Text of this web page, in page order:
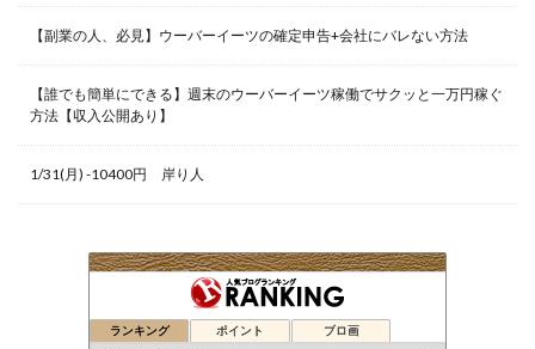
【副業の人、必見】ウーバーイーツの確定申告+会社にバレない方法
【誰でも簡単にできる】週末のウーバーイーツ稼働でサクッと一万円稼ぐ
方法【収入公開あり】
1/31(月) -10400円 岸り人
ランキング ポイント ブロ画